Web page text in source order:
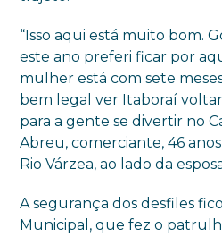
“Isso aqui está muito bom.
este ano preferi ficar por
mulher está com sete
bem legal ver Itaboraí
para a gente se divertir no
Abreu, comerciante, 46
Rio Várzea, ao lado da
A segurança dos desfiles
Municipal, que fez o